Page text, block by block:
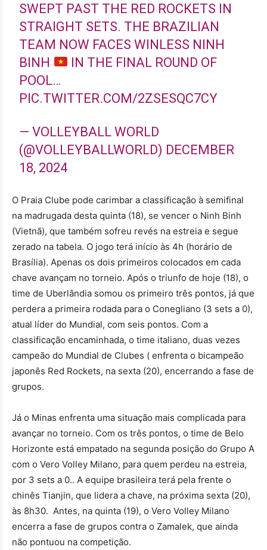
SWEPT PAST THE RED ROCKETS IN
STRAIGHT SETS. THE BRAZILIAN
TEAM NOW FACES WINLESS NINH
BINH
IN THE FINAL ROUND OF
POOL…
PIC.TWITTER.COM/2ZSESQC7CY
— VOLLEYBALL WORLD
(@VOLLEYBALLWORLD) DECEMBER
18, 2024
O Praia Clube pode carimbar a classificação à semifinal
na madrugada desta quinta (18), se vencer o Ninh Binh
(Vietnã), que também sofreu revés na estreia e segue
zerado na tabela. O jogo terá início às 4h (horário de
Brasília). Apenas os dois primeiros colocados em cada
chave avançam no torneio. Após o triunfo de hoje (18), o
time de Uberlândia somou os primeiro três pontos, já que
perdera a primeira rodada para o Conegliano (3 sets a 0),
atual líder do Mundial, com seis pontos. Com a
classificação encaminhada, o time italiano, duas vezes
campeão do Mundial de Clubes ( enfrenta o bicampeão
japonês Red Rockets, na sexta (20), encerrando a fase de
grupos.
Já o Minas enfrenta uma situação mais complicada para
avançar no torneio. Com os três pontos, o time de Belo
Horizonte está empatado na segunda posição do Grupo A
com o Vero Volley Milano, para quem perdeu na estreia,
por 3 sets a 0.. A equipe brasileira terá pela frente o
chinês Tianjin, que lidera a chave, na próxima sexta (20),
às 8h30. Antes, na quinta (19), o Vero Volley Milano
encerra a fase de grupos contra o Zamalek, que ainda
não pontuou na competição.